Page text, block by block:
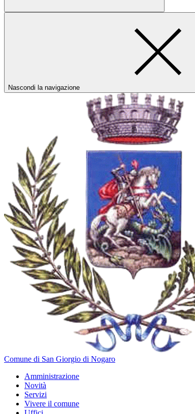
Nascondi la navigazione
Comune di San Giorgio di Nogaro
Amministrazione
Novità
Servizi
Vivere il comune